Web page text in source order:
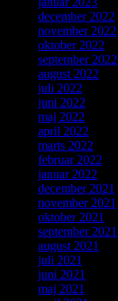
december 2022
november 2022
oktober 2022
september 2022
august 2022
juli 2022
juni 2022
maj 2022
april 2022
marts 2022
februar 2022
januar 2022
december 2021
november 2021
oktober 2021
september 2021
august 2021
juli 2021
juni 2021
maj 2021